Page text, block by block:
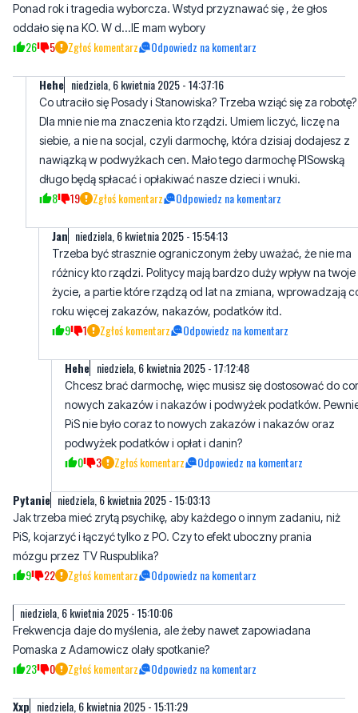
Hehe niedziela, 6 kwietnia 2025 - 14:37:16
Co utraciło się Posady i Stanowiska? Trzeba wziąć się za robotę?
siebie, a nie na socjal, czyli darmochę, która dzisiaj dodajesz z
nawiązką w podwyżkach cen. Mało tego darmochę PISowską
długo będą spłacać i opłakiwać nasze dzieci i wnuki.
8 19 Zgłoś komentarz Odpowiedz na komentarz
Jan niedziela, 6 kwietnia 2025 - 15:54:13
Trzeba być strasznie ograniczonym żeby uważać, że nie ma
życie, a partie które rządzą od lat na zmiana, wprowadzają
roku więcej zakazów, nakazów, podatków itd.
9 1 Zgłoś komentarz Odpowiedz na komentarz
Hehe niedziela, 6 kwietnia 2025 - 17:12:48
Chcesz brać darmochę, więc musisz się dostosować do
PiS nie było coraz to nowych zakazów i nakazów oraz
podwyżek podatków i opłat i danin?
0 3 Zgłoś komentarz Odpowiedz na komentarz
niedziela, 6 kwietnia 2025 - 15:03:13
Jak trzeba mieć zrytą psychikę, aby każdego o innym zadaniu, niż
mózgu przez TV Ruspublika?
9 22 Zgłoś komentarz Odpowiedz na komentarz
niedziela, 6 kwietnia 2025 - 15:10:06
Frekwencja daje do myślenia, ale żeby nawet zapowiadana
23 0 Zgłoś komentarz Odpowiedz na komentarz
Xxp niedziela, 6 kwietnia 2025 - 15:11:29
Po ostatnich wydarzeniach w sejmie gdzie Kaczyński i jego
żadnych wątpliwości żeby nie głosować na Nawrockiego